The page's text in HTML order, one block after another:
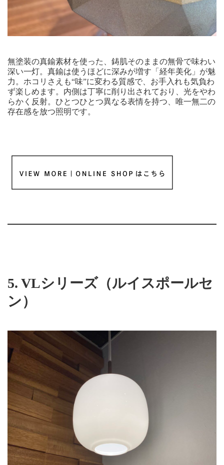
無塗装の真鍮素材を使った、鋳肌そのままの無骨で味わい
深い一灯。真鍮は使うほどに深みが増す「経年美化」が魅
力。ホコリさえも“味”に変わる質感で、お手入れも気負わ
ず楽しめます。内側は丁寧に削り出されており、光をやわ
らかく反射。ひとつひとつ異なる表情を持つ、唯一無二の
存在感を放つ照明です。
5. VLシリーズ（ルイスポールセ
ン）